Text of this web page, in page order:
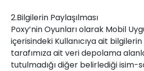
2.Bilgilerin Paylaşılması
Poxy’nin Oyunları olarak Mobil
içerisindeki Kullanıcıya ait
tarafımıza ait veri depolama
tutulmadığı diğer belirlediği isim-